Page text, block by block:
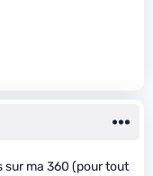
sur ma 360 (pour tout